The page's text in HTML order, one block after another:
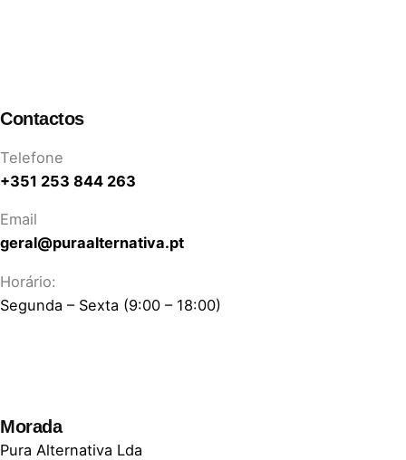
Contactos
Telefone
+351 253 844 263
Email
geral@puraalternativa.pt
Horário:
Segunda – Sexta (9:00 – 18:00)
Morada
Pura Alternativa Lda